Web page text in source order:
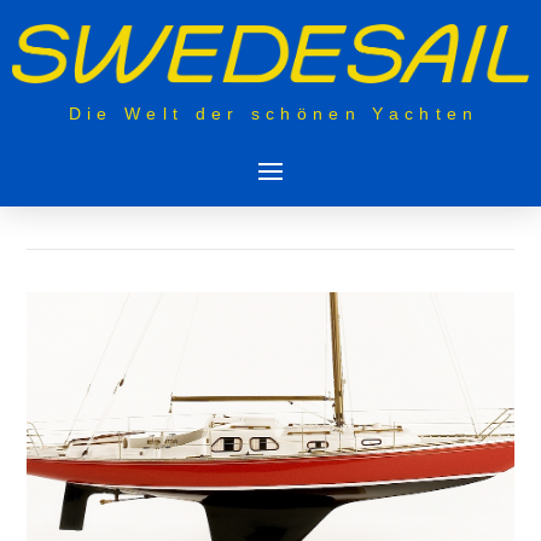
Die Welt der schönen Yachten